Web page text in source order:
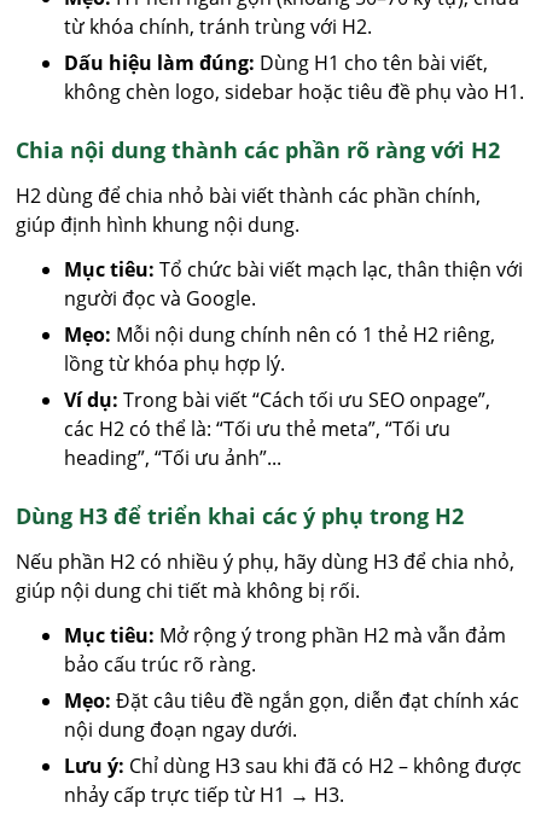
từ khóa chính, tránh trùng với H2.
Dấu hiệu làm đúng: Dùng H1 cho tên bài viết,
không chèn logo, sidebar hoặc tiêu đề phụ vào H1.
Chia nội dung thành các phần rõ ràng với H2
H2 dùng để chia nhỏ bài viết thành các phần chính,
giúp định hình khung nội dung.
Mục tiêu: Tổ chức bài viết mạch lạc, thân thiện với
người đọc và Google.
Mẹo: Mỗi nội dung chính nên có 1 thẻ H2 riêng,
lồng từ khóa phụ hợp lý.
Ví dụ: Trong bài viết “Cách tối ưu SEO onpage”,
các H2 có thể là: “Tối ưu thẻ meta”, “Tối ưu
heading”, “Tối ưu ảnh”...
Dùng H3 để triển khai các ý phụ trong H2
Nếu phần H2 có nhiều ý phụ, hãy dùng H3 để chia nhỏ,
giúp nội dung chi tiết mà không bị rối.
Mục tiêu: Mở rộng ý trong phần H2 mà vẫn đảm
bảo cấu trúc rõ ràng.
Mẹo: Đặt câu tiêu đề ngắn gọn, diễn đạt chính xác
nội dung đoạn ngay dưới.
Lưu ý: Chỉ dùng H3 sau khi đã có H2 – không được
nhảy cấp trực tiếp từ H1 → H3.